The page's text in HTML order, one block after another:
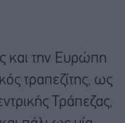
και την Ευρώπη
τραπεζίτης, ως
Τράπεζας,